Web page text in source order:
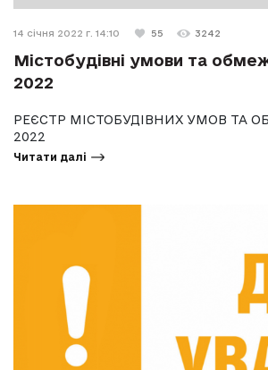
14 січня 2022 г. 14:10 55 3242
Містобудівні умови та
2022
РЕЄСТР МІСТОБУДІВНИХ УМОВ ТА
2022
Читати далі